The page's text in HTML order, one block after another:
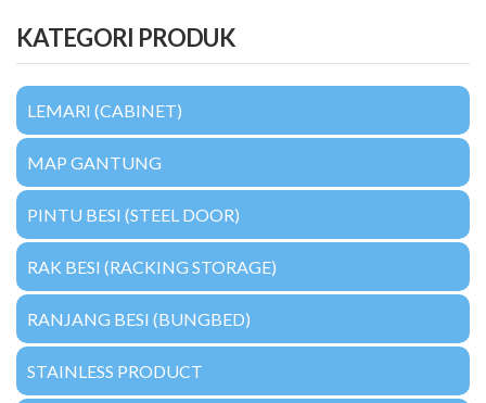
KATEGORI PRODUK
LEMARI (CABINET)
MAP GANTUNG
PINTU BESI (STEEL DOOR)
RAK BESI (RACKING STORAGE)
RANJANG BESI (BUNGBED)
STAINLESS PRODUCT